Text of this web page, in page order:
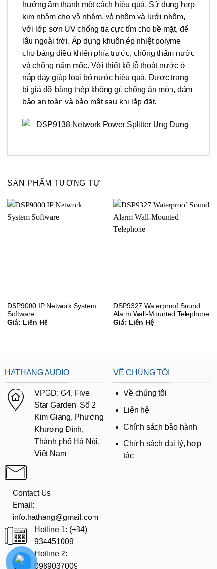
hưởng âm thanh một cách hiệu quả. Sử dụng hợp
kim nhôm cho vỏ nhôm, vỏ nhôm và lưới nhôm,
với lớp sơn UV chống tia cực tím cho bề mặt, để
lâu ngoài trời. Áp dụng khuôn ép nhiệt polyme
cho bảng điều khiển phía trước, chống thấm nước
và chống nấm mốc. Với thiết kế lỗ thoát nước ở
nắp đáy giúp loại bỏ nước hiệu quả. Được trang
bị giá đỡ bằng thép không gỉ, chống ăn mòn, đảm
bảo an toàn và bảo mật sau khi lắp đặt.
SẢN PHẨM TƯƠNG TỰ
DSP9000 IP Network System
Software
Giá: Liên Hệ
DSP9327 Waterproof Sound
Alarm Wall-Mounted Telephone
Giá: Liên Hệ
HATHANG AUDIO
VPGD: G4, Five
Star Garden, Số 2
Kim Giang, Phường
Khương Đình,
Thành phố Hà Nội,
Việt Nam
Contact Us
Email:
info.hathang@gmail.com
Hotline 1: (+84)
934451009
Hotline 2:
0989037009
VỀ CHÚNG TÔI
Về chúng tôi
Liên hệ
Chính sách bảo hành
Chính sách đại lý, hợp
tác